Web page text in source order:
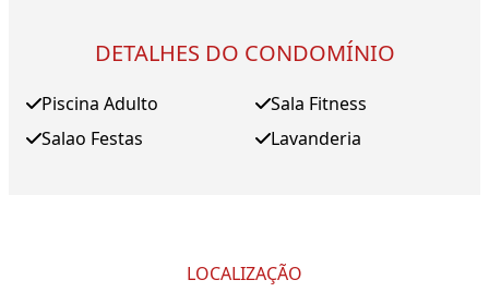
DETALHES DO CONDOMÍNIO
Piscina Adulto
Salao Festas
Sala Fitness
Lavanderia
LOCALIZAÇÃO